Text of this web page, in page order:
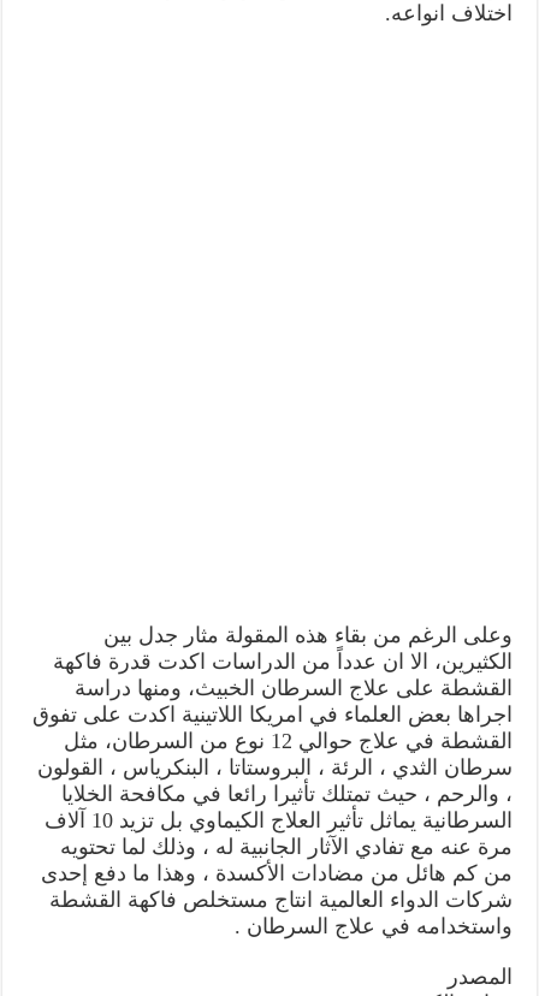
اختلاف انواعه.
وعلى الرغم من بقاء هذه المقولة مثار جدل بين
الكثيرين، الا ان عدداً من الدراسات اكدت قدرة فاكهة
القشطة على علاج السرطان الخبيث، ومنها دراسة
اجراها بعض العلماء في امريكا اللاتينية اكدت على تفوق
القشطة في علاج حوالي 12 نوع من السرطان، مثل
سرطان الثدي ، الرئة ، البروستاتا ، البنكرياس ، القولون
، والرحم ، حيث تمتلك تأثيرا رائعا في مكافحة الخلايا
السرطانية يماثل تأثير العلاج الكيماوي بل تزيد 10 آلاف
مرة عنه مع تفادي الآثار الجانبية له ، وذلك لما تحتويه
من كم هائل من مضادات الأكسدة ، وهذا ما دفع إحدى
شركات الدواء العالمية انتاج مستخلص فاكهة القشطة
واستخدامه في علاج السرطان .
المصدر